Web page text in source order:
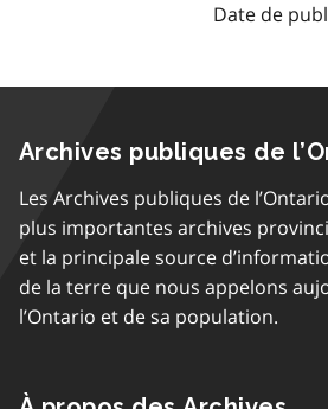
Date de
Archives publiques de
Les Archives publiques de
plus importantes archives
et la principale source
de la terre que nous appelons
l’Ontario et de sa population.